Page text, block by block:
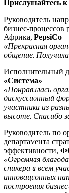
Прислушайтесь к
Руководитель
бизнес-
Африка, PepsiCo
«Прекрасная
общение.
Исполнительный
«Система»
«Понравилась
дискуссионный
участники из
высоте. Спасибо
Руководитель по
департамента
эффективности,
«Огромная
спикера и всем
инновационных
построения